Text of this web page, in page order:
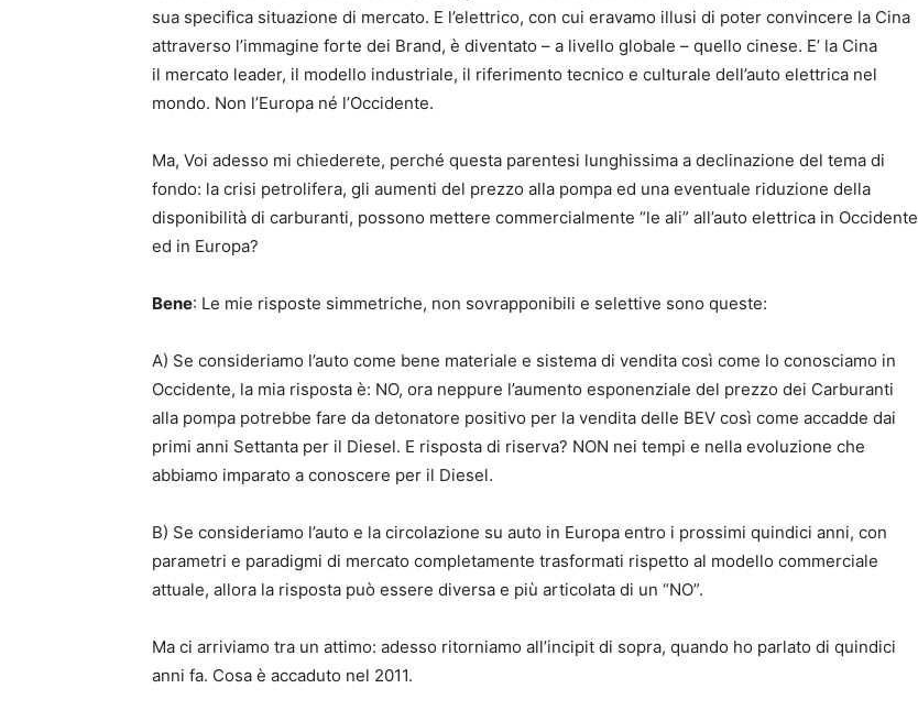
sua specifica situazione di mercato. E l’elettrico, con cui eravamo illusi di poter convincere la Cina
attraverso l’immagine forte dei Brand, è diventato – a livello globale – quello cinese. E’ la Cina
il mercato leader, il modello industriale, il riferimento tecnico e culturale dell’auto elettrica nel
mondo. Non l’Europa né l’Occidente.
Ma, Voi adesso mi chiederete, perché questa parentesi lunghissima a declinazione del tema di
fondo: la crisi petrolifera, gli aumenti del prezzo alla pompa ed una eventuale riduzione della
disponibilità di carburanti, possono mettere commercialmente “le ali” all’auto elettrica in Occidente
ed in Europa?
Bene: Le mie risposte simmetriche, non sovrapponibili e selettive sono queste:
A) Se consideriamo l’auto come bene materiale e sistema di vendita così come lo conosciamo in
Occidente, la mia risposta è: NO, ora neppure l’aumento esponenziale del prezzo dei Carburanti
alla pompa potrebbe fare da detonatore positivo per la vendita delle BEV così come accadde dai
primi anni Settanta per il Diesel. E risposta di riserva? NON nei tempi e nella evoluzione che
abbiamo imparato a conoscere per il Diesel.
B) Se consideriamo l’auto e la circolazione su auto in Europa entro i prossimi quindici anni, con
parametri e paradigmi di mercato completamente trasformati rispetto al modello commerciale
attuale, allora la risposta può essere diversa e più articolata di un “NO”.
Ma ci arriviamo tra un attimo: adesso ritorniamo all’incipit di sopra, quando ho parlato di quindici
anni fa. Cosa è accaduto nel 2011.